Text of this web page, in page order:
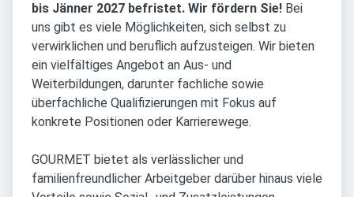
bis Jänner 2027 befristet. Wir fördern Sie! Bei
uns gibt es viele Möglichkeiten, sich selbst zu
verwirklichen und beruflich aufzusteigen. Wir bieten
ein vielfältiges Angebot an Aus- und
Weiterbildungen, darunter fachliche sowie
überfachliche Qualifizierungen mit Fokus auf
konkrete Positionen oder Karrierewege.
GOURMET bietet als verlässlicher und
familienfreundlicher Arbeitgeber darüber hinaus viele